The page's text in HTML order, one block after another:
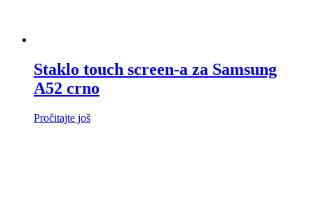
Staklo touch screen-a za Samsung
A52 crno
Pročitajte još